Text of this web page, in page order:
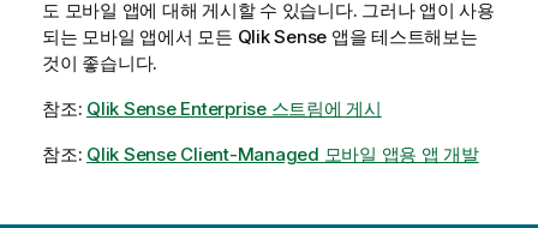
도 모바일 앱에 대해 게시할 수 있습니다. 그러나 앱이 사용
되는 모바일 앱에서 모든 Qlik Sense 앱을 테스트해보는
것이 좋습니다.
참조: Qlik Sense Enterprise 스트림에 게시
참조: Qlik Sense Client-Managed 모바일 앱용 앱 개발